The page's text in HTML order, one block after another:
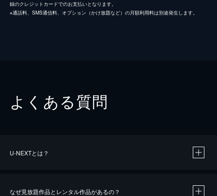
録のクレジットカードでのお支払いとなります。
※通話料、SMS通信料、オプション（かけ放題など）の月額利用料は別途発生します。
よくある質問
U-NEXTとは？
なぜ見放題作品とレンタル作品があるの？